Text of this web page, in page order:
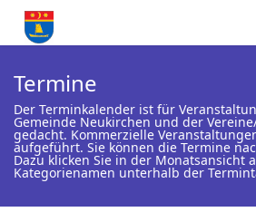
Termine
Der Terminkalender ist für
Gemeinde Neukirchen und der
gedacht. Kommerzielle
aufgeführt. Sie können die Termine
Dazu klicken Sie in der Monatsansicht
Kategorienamen unterhalb der